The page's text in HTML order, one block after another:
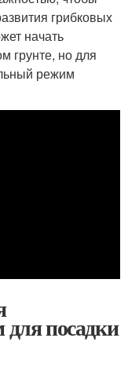
грибковых
начать
грунте, но для
режим
посадки